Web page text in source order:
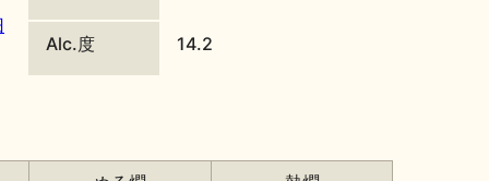
Alc.度 14.2